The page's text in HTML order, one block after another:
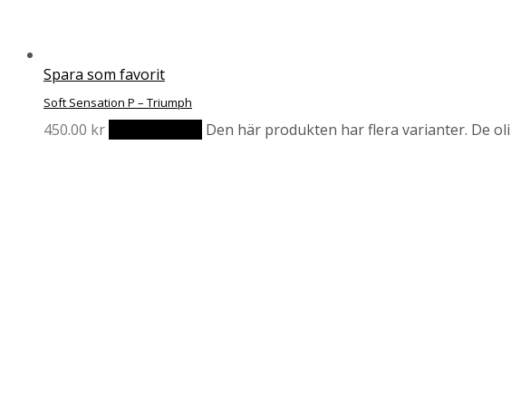
Spara som favorit
Soft Sensation P – Triumph
450.00 kr Den här produkten har flera varianter. De